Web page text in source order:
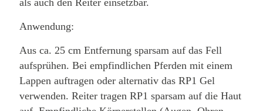
Anwendung:
Aus ca. 25 cm Entfernung sparsam auf das Fell
aufsprühen. Bei empfindlichen Pferden mit einem
Lappen auftragen oder alternativ das RP1 Gel
verwenden. Reiter tragen RP1 sparsam auf die Haut